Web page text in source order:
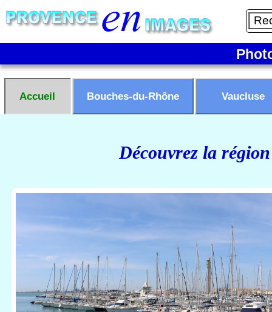
Accueil Bouches-du-Rhône Vaucluse
Découvrez la